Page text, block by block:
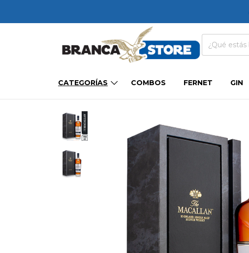
CATEGORÍAS COMBOS FERNET GIN